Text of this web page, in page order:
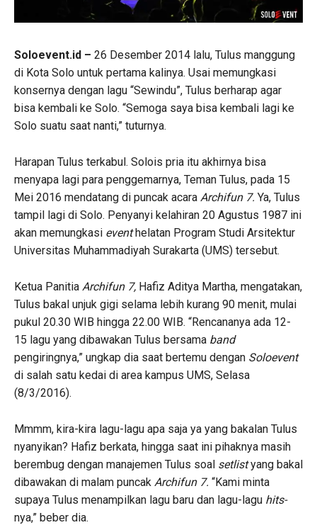
Soloevent.id – 26 Desember 2014 lalu, Tulus manggung
di Kota Solo untuk pertama kalinya. Usai memungkasi
konsernya dengan lagu “Sewindu”, Tulus berharap agar
bisa kembali ke Solo. “Semoga saya bisa kembali lagi ke
Solo suatu saat nanti,” tuturnya.
Harapan Tulus terkabul. Solois pria itu akhirnya bisa
menyapa lagi para penggemarnya, Teman Tulus, pada 15
Mei 2016 mendatang di puncak acara Archifun 7. Ya, Tulus
tampil lagi di Solo. Penyanyi kelahiran 20 Agustus 1987 ini
akan memungkasi eventhelatan Program Studi Arsitektur
Universitas Muhammadiyah Surakarta (UMS) tersebut.
Ketua Panitia Archifun 7, Hafiz Aditya Martha, mengatakan,
Tulus bakal unjuk gigi selama lebih kurang 90 menit, mulai
pukul 20.30 WIB hingga 22.00 WIB. “Rencananya ada 12-
15 lagu yang dibawakan Tulus bersama band
pengiringnya,” ungkap dia saat bertemu dengan Soloevent
di salah satu kedai di area kampus UMS, Selasa
(8/3/2016).
Mmmm, kira-kira lagu-lagu apa saja ya yang bakalan Tulus
nyanyikan? Hafiz berkata, hingga saat ini pihaknya masih
berembug dengan manajemen Tulus soal setlistyang bakal
dibawakan di malam puncak Archifun 7. “Kami minta
supaya Tulus menampilkan lagu baru dan lagu-lagu hits-
nya,” beber dia.